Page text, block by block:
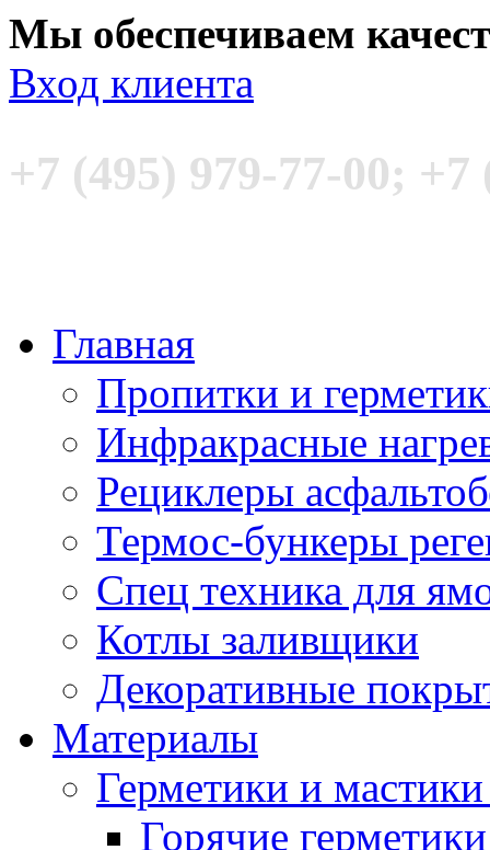
Мы обеспечиваем
Вход клиента
+7 (495) 979-77-00; +7
Главная
Пропитки и
Инфракрасные
Рециклеры
Термос-бункеры
Спец техника для
Котлы заливщики
Декоративные
Материалы
Герметики и
Горячие герметики